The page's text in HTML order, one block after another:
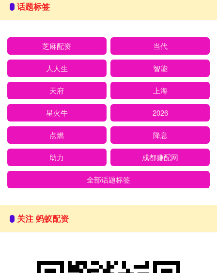
话题标签
芝麻配资 当代
人人生 智能
天府 上海
星火牛 2026
点燃 降息
助力 成都赚配网
全部话题标签
关注 蚂蚁配资